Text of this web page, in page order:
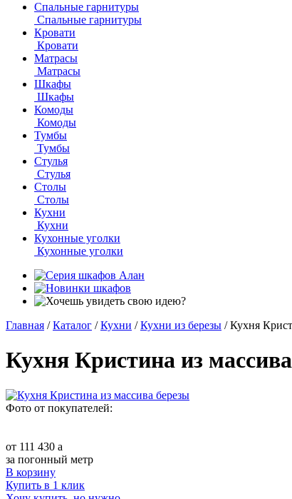
Спальные гарнитуры
Спальные гарнитуры
Кровати
Кровати
Матрасы
Матрасы
Шкафы
Шкафы
Комоды
Комоды
Тумбы
Тумбы
Стулья
Стулья
Столы
Столы
Кухни
Кухни
Кухонные уголки
Кухонные уголки
Главная / Каталог / Кухни / Кухни из березы / Кухня
Кухня Кристина из
Фото от покупателей:
от 111 430 a
за погонный метр
В корзину
Купить в 1 клик